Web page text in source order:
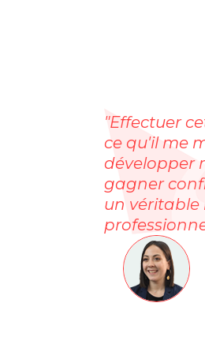
"Effectuer
ce qu'il me
développer
gagner
un véritable